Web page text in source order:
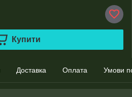
Купити
Доставка Оплата Умови